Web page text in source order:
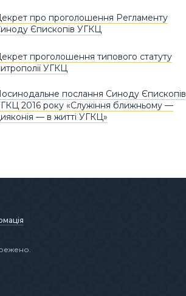
про проголошення Регламенту
Єпископів УГКЦ
проголошення типового статуту
УГКЦ
послання Синоду Єпископів
2016 року «Служіння ближньому —
— в житті УГКЦ»